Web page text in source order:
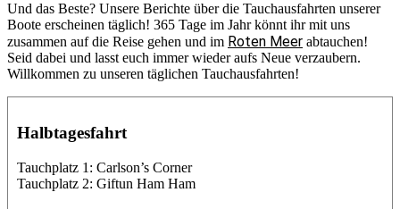
Und das Beste? Unsere Berichte über die Tauchausfahrten unserer
Boote erscheinen täglich! 365 Tage im Jahr könnt ihr mit uns
zusammen auf die Reise gehen und im Roten Meer abtauchen!
Seid dabei und lasst euch immer wieder aufs Neue verzaubern.
Willkommen zu unseren täglichen Tauchausfahrten!
Halbtagesfahrt
Tauchplatz 1: Carlson’s Corner
Tauchplatz 2: Giftun Ham Ham